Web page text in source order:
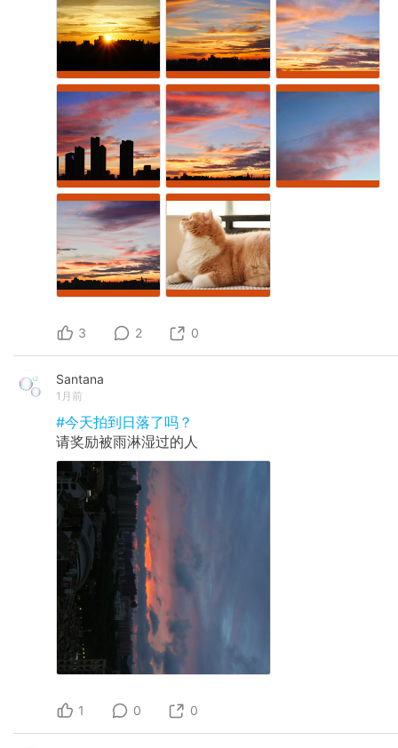
3 2 0
Santana
1月前
#今天拍到日落了吗？
请奖励被雨淋湿过的人
1 0 0